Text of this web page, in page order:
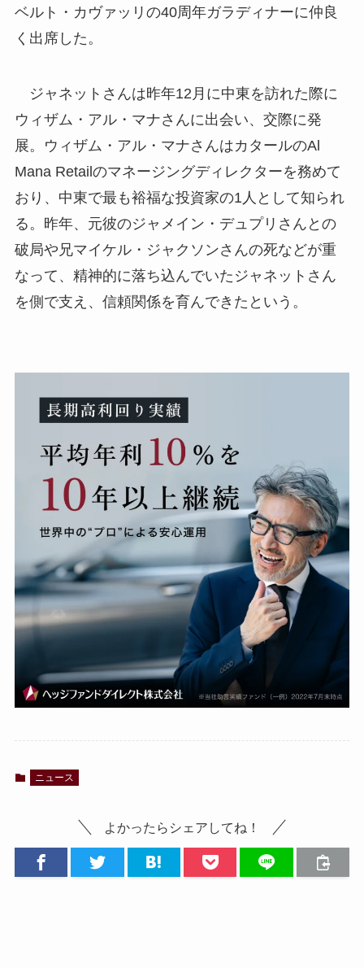
ベルト・カヴァッリの40周年ガラディナーに仲良
く出席した。
ジャネットさんは昨年12月に中東を訪れた際に
ウィザム・アル・マナさんに出会い、交際に発
展。ウィザム・アル・マナさんはカタールのAl
Mana Retailのマネージングディレクターを務めて
おり、中東で最も裕福な投資家の1人として知られ
る。昨年、元彼のジャメイン・デュプリさんとの
破局や兄マイケル・ジャクソンさんの死などが重
なって、精神的に落ち込んでいたジャネットさん
を側で支え、信頼関係を育んできたという。
ニュース
よかったらシェアしてね！